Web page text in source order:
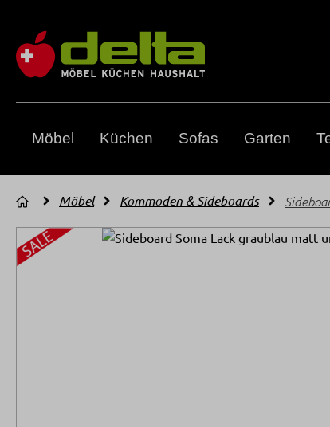
Möbel Küchen Sofas Garten
Möbel Kommoden & Sideboards
Bildergalerie überspringen